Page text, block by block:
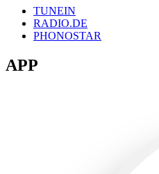
TUNEIN
RADIO.DE
PHONOSTAR
APP